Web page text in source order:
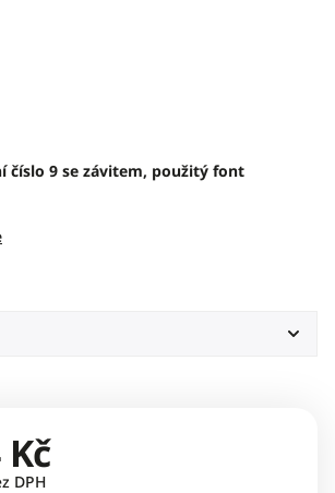
číslo 9 se závitem, použitý font
DPH